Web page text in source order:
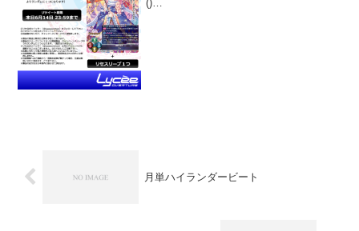
()
月単ハイランダービート